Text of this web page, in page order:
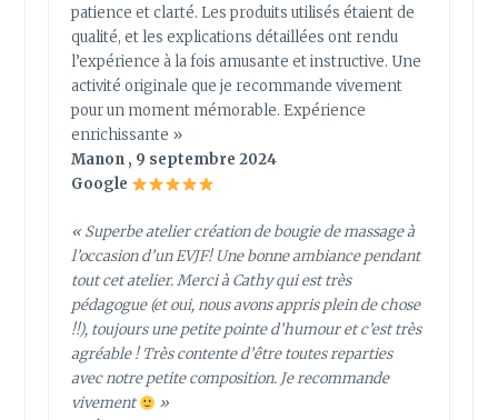
patience et clarté. Les produits utilisés étaient de
qualité, et les explications détaillées ont rendu
l’expérience à la fois amusante et instructive. Une
activité originale que je recommande vivement
pour un moment mémorable. Expérience
enrichissante »
Manon , 9 septembre 2024
Google
« Superbe atelier création de bougie de massage à
l’occasion d’un EVJF! Une bonne ambiance pendant
tout cet atelier. Merci à Cathy qui est très
pédagogue (et oui, nous avons appris plein de chose
!!), toujours une petite pointe d’humour et c’est très
agréable ! Très contente d’être toutes reparties
avec notre petite composition. Je recommande
vivement
»